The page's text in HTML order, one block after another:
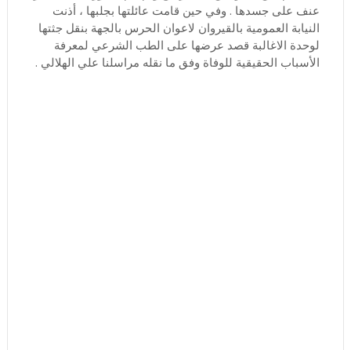
عنف على جسدها . وفي حين قامت عائلتها بجلبها ، أذنت
النيابة العمومية بالقيروان لاعوان الحرس بالجهة بنقل جثتها
لوحدة الاغالبة قصد عرضها على الطب الشرعي لمعرفة
الأسباب الحقيقية للوفاة وفق ما نقله مراسلنا علي الهلالي .